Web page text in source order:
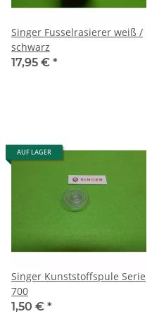
Singer Fusselrasierer weiß /
schwarz
17,95 € *
AUF LAGER
Singer Kunststoffspule Serie
700
1,50 € *